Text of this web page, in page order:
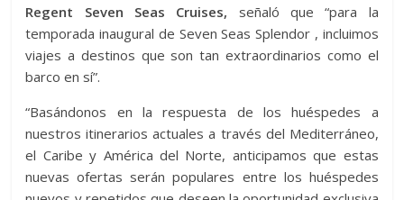
Regent Seven Seas Cruises, señaló que “para la
temporada inaugural de Seven Seas Splendor , incluimos
viajes a destinos que son tan extraordinarios como el
barco en sí”.
“Basándonos en la respuesta de los huéspedes a
nuestros itinerarios actuales a través del Mediterráneo,
el Caribe y América del Norte, anticipamos que estas
nuevas ofertas serán populares entre los huéspedes